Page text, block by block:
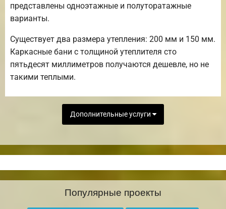
представлены одноэтажные и полуторатажные
варианты.
Существует два размера утепления: 200 мм и 150 мм.
Каркасные бани с толщиной утеплителя сто
пятьдесят миллиметров получаются дешевле, но не
такими теплыми.
Дополнительные услуги
Популярные проекты